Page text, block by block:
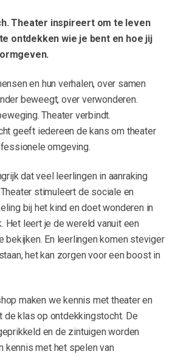
Theater inspireert om te leven
ontdekken wie je bent en hoe jij
en hun verhalen, over samen
beweegt, over verwonderen.
Theater verbindt.
geeft iedereen de kans om theater
omgeving.
dat veel leerlingen in aanraking
stimuleert de sociale en
bij het kind en doet wonderen in
Het leert je de wereld vanuit een
bekijken. En leerlingen komen steviger
het kan zorgen voor een boost in
maken we kennis met theater en
de klas op ontdekkingstocht. De
en de zintuigen worden
kennis met het spelen van